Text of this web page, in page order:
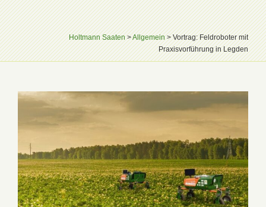
Holtmann Saaten>Allgemein>Vortrag: Feldroboter mit
Praxisvorführung in Legden